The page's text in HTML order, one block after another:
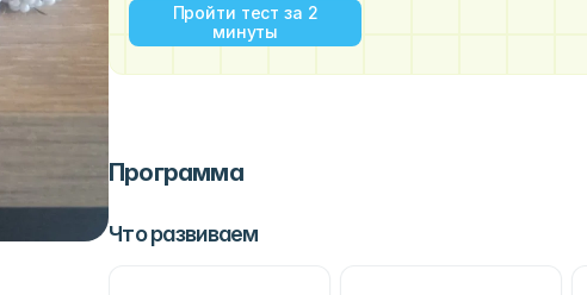
Пройти тест за 2
минуты
Программа
Что развиваем